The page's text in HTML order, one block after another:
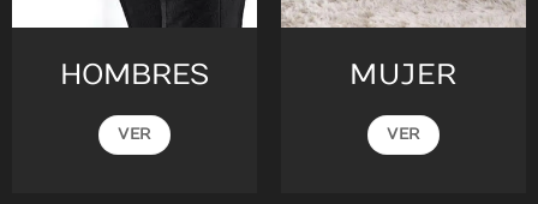
HOMBRES
VER
MUJER
VER